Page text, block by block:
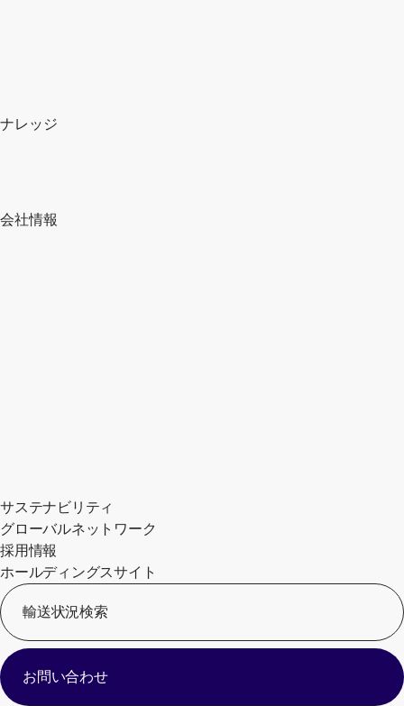
ナレッジ
会社情報
サステナビリティ
グローバルネットワーク
採用情報
ホールディングスサイト
輸送状況検索
[
お問い合わせ